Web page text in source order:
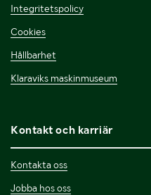
Integritetspolicy
Cookies
Hållbarhet
Klaraviks maskinmuseum
Kontakt och karriär
Kontakta oss
Jobba hos oss